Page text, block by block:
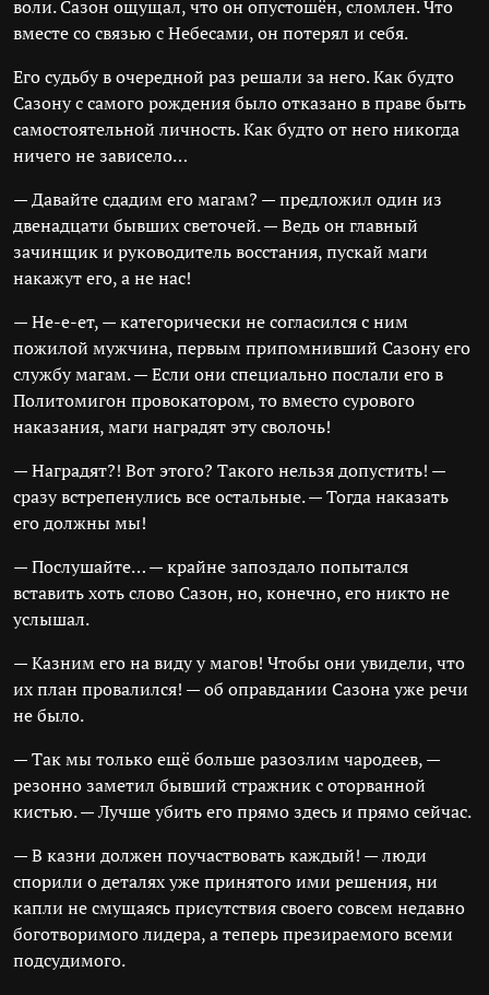
воли. Сазон ощущал, что он опустошён, сломлен. Что
вместе со связью с Небесами, он потерял и себя.
Его судьбу в очередной раз решали за него. Как будто
Сазону с самого рождения было отказано в праве быть
самостоятельной личность. Как будто от него никогда
ничего не зависело…
— Давайте сдадим его магам? — предложил один из
двенадцати бывших светочей. — Ведь он главный
зачинщик и руководитель восстания, пускай маги
накажут его, а не нас!
— Не-е-ет, — категорически не согласился с ним
пожилой мужчина, первым припомнивший Сазону его
службу магам. — Если они специально послали его в
Политомигон провокатором, то вместо сурового
наказания, маги наградят эту сволочь!
— Наградят?! Вот этого? Такого нельзя допустить! —
сразу встрепенулись все остальные. — Тогда наказать
его должны мы!
— Послушайте… — крайне запоздало попытался
вставить хоть слово Сазон, но, конечно, его никто не
услышал.
— Казним его на виду у магов! Чтобы они увидели, что
их план провалился! — об оправдании Сазона уже речи
не было.
— Так мы только ещё больше разозлим чародеев, —
резонно заметил бывший стражник с оторванной
кистью. — Лучше убить его прямо здесь и прямо сейчас.
— В казни должен поучаствовать каждый! — люди
спорили о деталях уже принятого ими решения, ни
капли не смущаясь присутствия своего совсем недавно
боготворимого лидера, а теперь презираемого всеми
подсудимого.